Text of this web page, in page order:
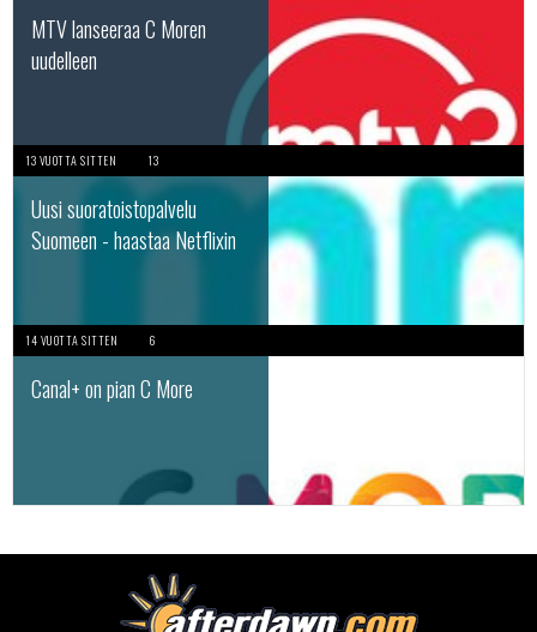
MTV lanseeraa C Moren
uudelleen
13 VUOTTA SITTEN 13
Uusi suoratoistopalvelu
Suomeen - haastaa Netflixin
14 VUOTTA SITTEN 6
Canal+ on pian C More